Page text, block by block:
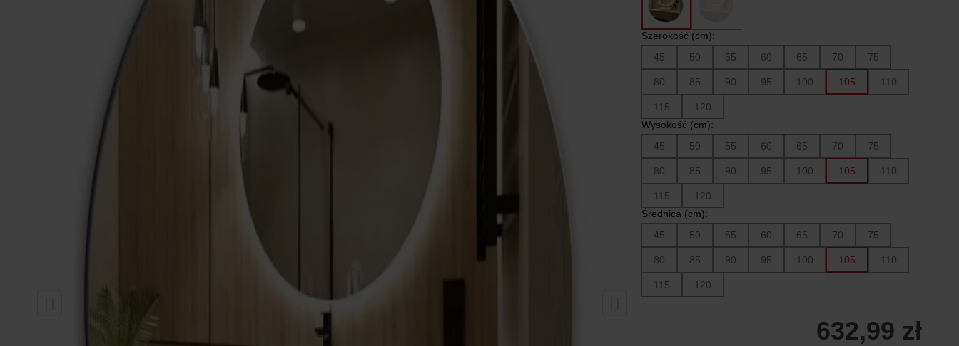
Szerokość (cm):
45
50 55 60 65 70 75
80 85 90 95 100 105 110
115
120
Wysokość (cm):
45
50 55 60 65 70 75
80 85 90 95 100 105 110
115
120
Średnica (cm):
45
50 55 60 65 70 75
80 85 90 95 100 105 110
115 120
632,99 zł